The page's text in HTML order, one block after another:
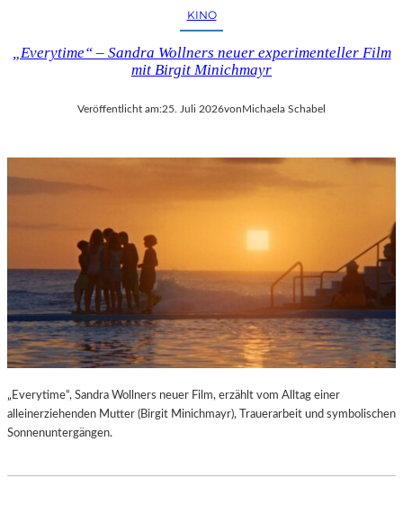
KINO
„Everytime“ – Sandra Wollners neuer experimenteller Film
mit Birgit Minichmayr
Veröffentlicht am:25. Juli 2026vonMichaela Schabel
„Everytime“, Sandra Wollners neuer Film, erzählt vom Alltag einer
alleinerziehenden Mutter (Birgit Minichmayr), Trauerarbeit und symbolischen
Sonnenuntergängen.